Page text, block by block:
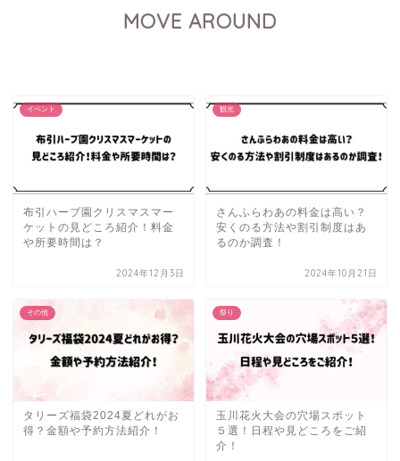
MOVE AROUND
イベント
布引ハーブ園クリスマスマー
ケットの見どころ紹介！料金
や所要時間は？
2024年12月3日
観光
さんふらわあの料金は高い？
安くのる方法や割引制度はあ
るのか調査！
2024年10月21日
その他
タリーズ福袋2024夏どれがお
得？金額や予約方法紹介！
祭り
玉川花火大会の穴場スポット
５選！日程や見どころをご紹
介！